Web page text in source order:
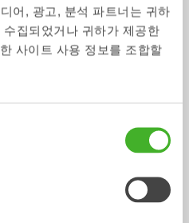
어, 광고, 분석 파트너는 귀하
집되었거나 귀하가 제공한
사이트 사용 정보를 조합할
7-12 톤